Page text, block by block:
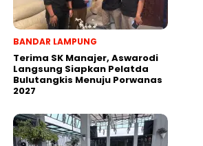
BANDAR LAMPUNG
Terima SK Manajer, Aswarodi
Langsung Siapkan Pelatda
Bulutangkis Menuju Porwanas
2027